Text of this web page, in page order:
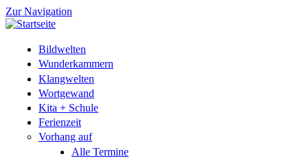
Zur Navigation
Bildwelten
Wunderkammern
Klangwelten
Wortgewand
Kita + Schule
Ferienzeit
Vorhang auf
Alle Termine